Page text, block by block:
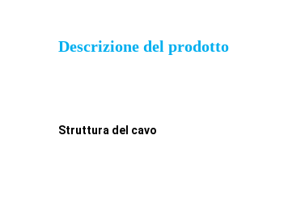
Descrizione del prodotto
Struttura del cavo